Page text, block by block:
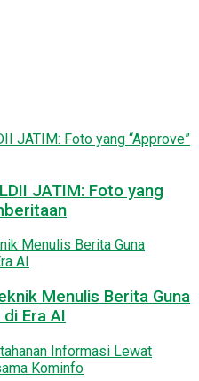
JATIM: Foto yang
Menulis Berita Guna
Era AI